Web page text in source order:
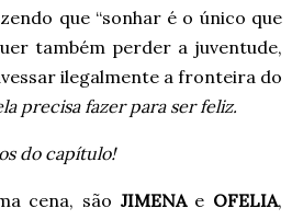
que “sonhar é o único que
também perder a juventude,
ilegalmente a fronteira do
precisa fazer para ser feliz.
do capítulo!
cena, são JIMENAe OFELIA,